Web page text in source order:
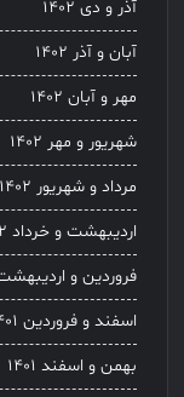
آذر و دی ۱۴۰۲
آبان و آذر ۱۴۰۲
مهر و آبان ۱۴۰۲
شهریور و مهر ۱۴۰۲
مرداد و شهریور ۱۴۰۲
اردیبهشت و خرداد ۱۴۰۲
فروردین و اردیبهشت
اسفند و فروردین ۱۴۰۱
بهمن و اسفند ۱۴۰۱